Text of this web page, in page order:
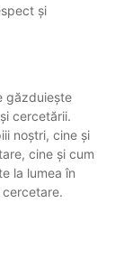
și
găzduiește
cercetării.
noștri, cine și
cine și cum
la lumea în